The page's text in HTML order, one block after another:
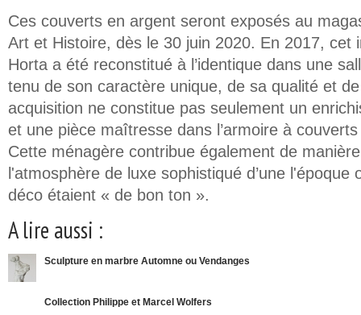
Ces couverts en argent seront exposés au
Art et Histoire, dès le 30 juin 2020. En 2017, cet
Horta a été reconstitué à l’identique dans une
tenu de son caractère unique, de sa qualité et
acquisition ne constitue pas seulement un
et une pièce maîtresse dans l’armoire à
Cette ménagère contribue également de
l'atmosphère de luxe sophistiqué d’une
déco étaient « de bon ton ».
A lire aussi :
Sculpture en marbre Automne ou Vendanges
Collection Philippe et Marcel Wolfers